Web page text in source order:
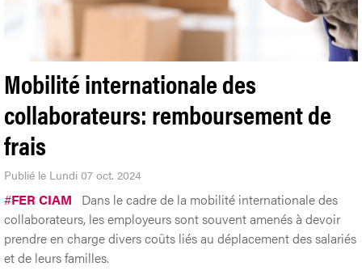
Mobilité internationale des
collaborateurs: remboursement de
frais
Publié le Lundi 07 oct. 2024
#FER CIAM
Dans le cadre de la mobilité internationale des
collaborateurs, les employeurs sont souvent amenés à devoir
prendre en charge divers coûts liés au déplacement des salariés
et de leurs familles.